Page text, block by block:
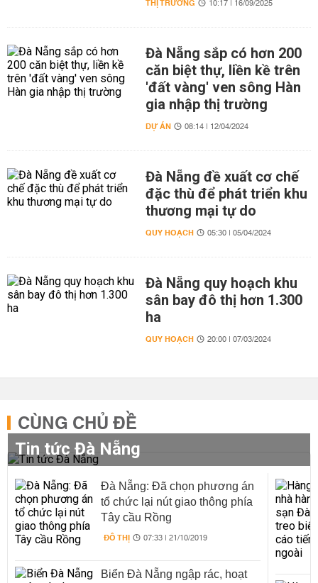
THỊ TRƯỜNG 10:17 | 16/09/2025
Đà Nẵng sắp có hơn 200
căn biệt thự, liền kề trên
'đất vàng' ven sông Hàn
gia nhập thị trường
DỰ ÁN 08:14 | 12/04/2024
Đà Nẵng đề xuất cơ chế
đặc thù để phát triển khu
thương mại tự do
QUY HOẠCH 05:30 | 05/04/2024
Đà Nẵng quy hoạch khu
sân bay đô thị hơn 1.300
ha
QUY HOẠCH 20:00 | 07/03/2024
CÙNG CHỦ ĐỀ
Tin tức Đà Nẵng
Đà Nẵng: Đã chọn phương án
tổ chức lại nút giao thông phía
Tây cầu Rồng
ĐÔ THỊ 07:33 | 21/10/2019
Biển Đà Nẵng ngập rác, hoạt